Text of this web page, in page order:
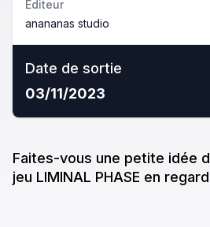
Editeur
anananas studio
Date de sortie
03/11/2023
Faites-vous une petite idée
jeu LIMINAL PHASE en